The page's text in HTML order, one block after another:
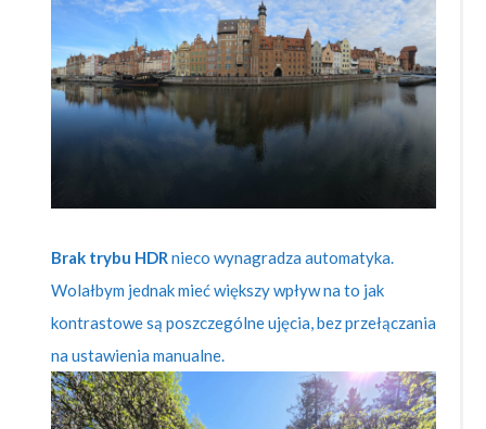
Brak trybu HDRnieco wynagradza automatyka.
Wolałbym jednak mieć większy wpływ na to jak
kontrastowe są poszczególne ujęcia, bez przełączania
na ustawienia manualne.